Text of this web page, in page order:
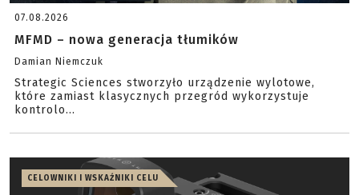
07.08.2026
MFMD – nowa generacja tłumików
Damian Niemczuk
Strategic Sciences stworzyło urządzenie wylotowe,
które zamiast klasycznych przegród wykorzystuje
kontrolo...
CELOWNIKI I WSKAŹNIKI CELU